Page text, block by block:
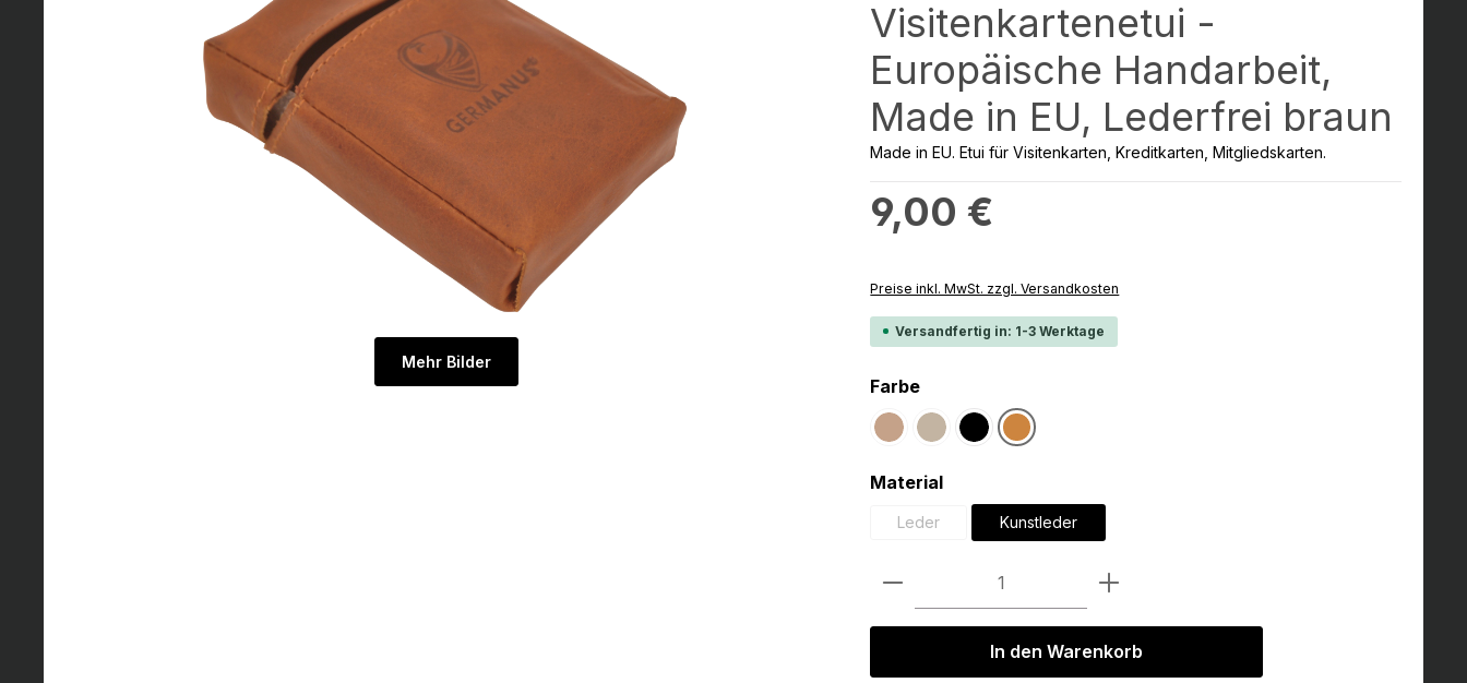
Mehr Bilder
Visitenkartenetui -
Europäische Handarbeit,
Made in EU, Lederfrei braun
Made in EU. Etui für Visitenkarten, Kreditkarten, Mitgliedskarten.
9,00 €
Preise inkl. MwSt. zzgl. Versandkosten
Versandfertig in: 1-3 Werktage
Farbeauswählen
Dunkelbraun
(Diese Option ist zurzeit nicht verfügbar.)
Wildbraun
(Diese Option ist zurzeit nicht verfügbar.)
Schwarz
Braun
Materialauswählen
Leder Kunstleder
Produkt Anzahl: Gib den gewünschten Wert
In den Warenkorb